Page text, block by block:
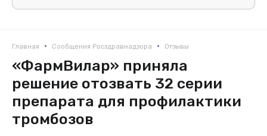
Главная • Сообщения Росздравнадзора • Отзывы
«ФармВилар» приняла
решение отозвать 32 серии
препарата для профилактики
тромбозов